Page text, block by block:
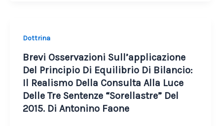
Dottrina
Brevi Osservazioni Sull’applicazione
Del Principio Di Equilibrio Di Bilancio:
Il Realismo Della Consulta Alla Luce
Delle Tre Sentenze “Sorellastre” Del
2015. Di Antonino Faone